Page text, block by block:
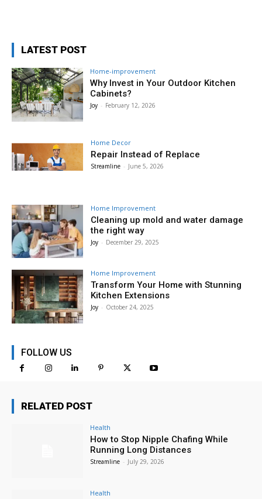
LATEST POST
Home-improvement
Why Invest in Your Outdoor Kitchen
Cabinets?
Joy - February 12, 2026
Home Decor
Repair Instead of Replace
Streamline - June 5, 2026
Home Improvement
Cleaning up mold and water damage
the right way
Joy - December 29, 2025
Home Improvement
Transform Your Home with Stunning
Kitchen Extensions
Joy - October 24, 2025
FOLLOW US
RELATED POST
Health
How to Stop Nipple Chafing While
Running Long Distances
Streamline - July 29, 2026
Health